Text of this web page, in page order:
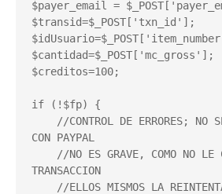
$payer_email =
$transid=$_POST['txn_id'];
$cantidad=$_POST['mc_gross'];
$creditos=100;
if (!$fp) {
CON PAYPAL
TRANSACCION